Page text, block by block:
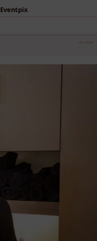
Eventpix
Anzeige